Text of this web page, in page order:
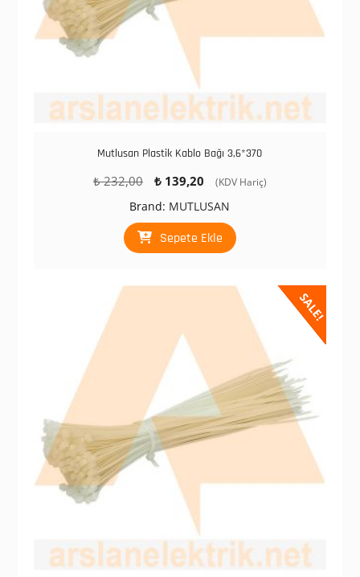
Mutlusan Plastik Kablo Bağı 3,6*370
₺232,00
Orijinal
fiyat:
₺ 232,00.
₺139,20
Şu
fiyat:
₺ 139,20.
(KDV Hariç)
Brand: MUTLUSAN
Sepete Ekle
SALE!